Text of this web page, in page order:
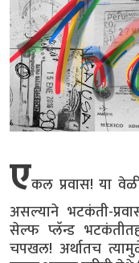
एकल प्रवास! या
असल्याने भटकंती-
सेल्फ प्लॅन्ड
चपखल! अर्थातच